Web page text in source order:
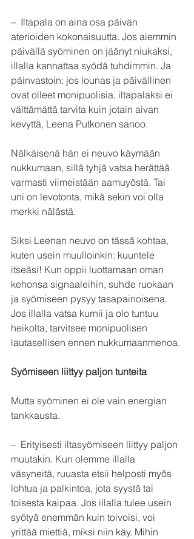
–  Iltapala on aina osa päivän
aterioiden kokonaisuutta. Jos aiemmin
päivällä syöminen on jäänyt niukaksi,
illalla kannattaa syödä tuhdimmin. Ja
päinvastoin: jos lounas ja päivällinen
ovat olleet monipuolisia, iltapalaksi ei
välttämättä tarvita kuin jotain aivan
kevyttä, Leena Putkonen sanoo.
Nälkäisenä hän ei neuvo käymään
nukkumaan, sillä tyhjä vatsa herättää
varmasti viimeistään aamuyöstä. Tai
uni on levotonta, mikä sekin voi olla
merkki nälästä.
Siksi Leenan neuvo on tässä kohtaa,
kuten usein muulloinkin: kuuntele
itseäsi! Kun oppii luottamaan oman
kehonsa signaaleihin, suhde ruokaan
ja syömiseen pysyy tasapainoisena.
Jos illalla vatsa kurnii ja olo tuntuu
heikolta, tarvitsee monipuolisen
lautasellisen ennen nukkumaanmenoa.
Syömiseen liittyy paljon tunteita
Mutta syöminen ei ole vain energian
tankkausta.
–  Erityisesti iltasyömiseen liittyy paljon
muutakin. Kun olemme illalla
väsyneitä, ruuasta etsii helposti myös
lohtua ja palkintoa, jota syystä tai
toisesta kaipaa. Jos illalla tulee usein
syötyä enemmän kuin toivoisi, voi
yrittää miettiä, miksi niin käy. Mihin